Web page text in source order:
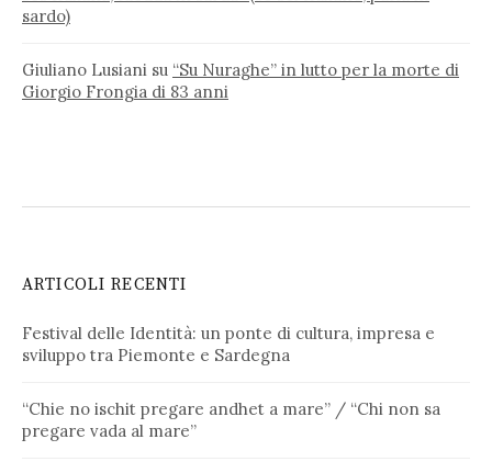
sardo)
Giuliano Lusiani su “Su Nuraghe” in lutto per la morte di
Giorgio Frongia di 83 anni
ARTICOLI RECENTI
Festival delle Identità: un ponte di cultura, impresa e
sviluppo tra Piemonte e Sardegna
“Chie no ischit pregare andhet a mare” / “Chi non sa
pregare vada al mare”